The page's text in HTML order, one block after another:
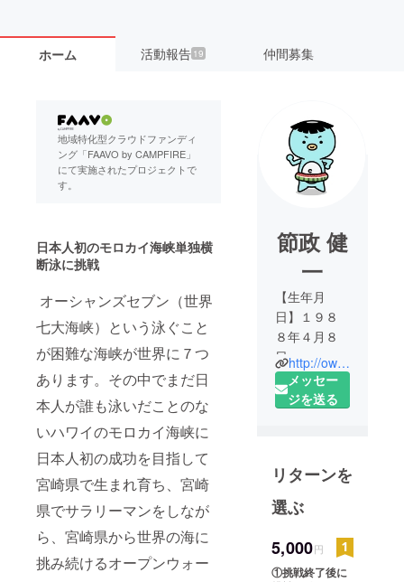
ホーム 活動報告 19 仲間募集
地域特化型クラウドファンディ
ング「FAAVO by CAMPFIRE」
にて実施されたプロジェクトで
す。
日本人初のモロカイ海峡単独横
断泳に挑戦
オーシャンズセブン（世界
七大海峡）という泳ぐこと
が困難な海峡が世界に７つ
あります。その中でまだ日
本人が誰も泳いだことのな
いハワイのモロカイ海峡に
日本人初の成功を目指して
宮崎県で生まれ育ち、宮崎
県でサラリーマンをしなが
ら、宮崎県から世界の海に
挑み続けるオープンウォー
節政 健
一
【生年月
日】１９８
８年４月８
日
【出身･在
住】宮崎県
認定ＯＷＳ
指導員 (九州
第一号)、基
礎水泳指導
員
【過去の実
http://ows-channelswimmer-setsumasa08k.spo-sta.com/
メッセー
ジを送る
リターンを
選ぶ
5,000円
①挑戦終了後に